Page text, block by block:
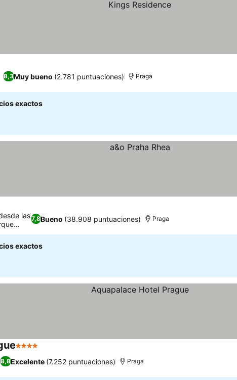
8,3Muy bueno (2.781 puntuaciones) Praga
exactos
7,8Bueno (38.908 puntuaciones)
las
Praga
exactos
4 Estrellas
8,8Excelente (7.252 puntuaciones) Praga